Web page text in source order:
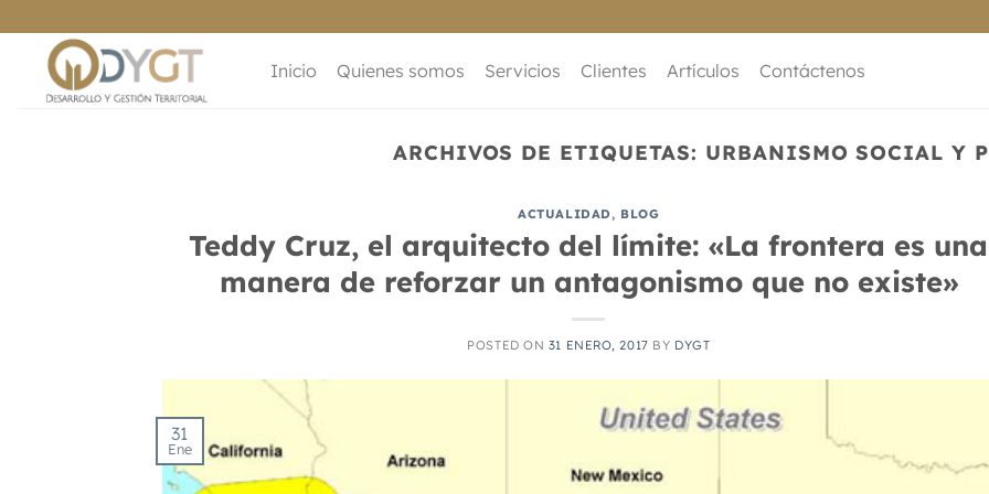
al
contenido
Inicio Quienes somos Servicios Clientes Artículos Contáctenos
ARCHIVOS DE ETIQUETAS: URBANISMO SOCIAL Y
ACTUALIDAD, BLOG
Teddy Cruz, el arquitecto del límite: «La frontera es una
manera de reforzar un antagonismo que no existe»
POSTED ON 31 ENERO, 2017 BY DYGT
31
Ene